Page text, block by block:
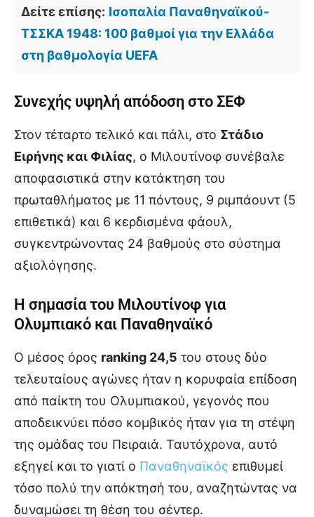
Δείτε επίσης: Ισοπαλία Παναθηναϊκού-
ΤΣΣΚΑ 1948: 100 βαθμοί για την Ελλάδα
στη βαθμολογία UEFA
Συνεχής υψηλή απόδοση στο ΣΕΦ
Στον τέταρτο τελικό και πάλι, στο Στάδιο
Ειρήνης και Φιλίας, ο Μιλουτίνοφ συνέβαλε
αποφασιστικά στην κατάκτηση του
πρωταθλήματος με 11 πόντους, 9 ριμπάουντ (5
επιθετικά) και 6 κερδισμένα φάουλ,
συγκεντρώνοντας 24 βαθμούς στο σύστημα
αξιολόγησης.
Η σημασία του Μιλουτίνοφ για
Ολυμπιακό και Παναθηναϊκό
Ο μέσος όρος ranking 24,5 του στους δύο
τελευταίους αγώνες ήταν η κορυφαία επίδοση
από παίκτη του Ολυμπιακού, γεγονός που
αποδεικνύει πόσο κομβικός ήταν για τη στέψη
της ομάδας του Πειραιά. Ταυτόχρονα, αυτό
εξηγεί και το γιατί ο Παναθηναϊκός επιθυμεί
τόσο πολύ την απόκτησή του, αναζητώντας να
δυναμώσει τη θέση του σέντερ.